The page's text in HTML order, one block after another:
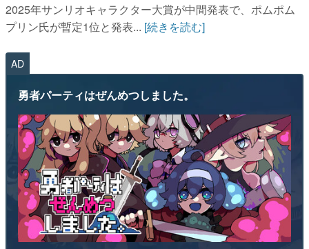
2025年サンリオキャラクター大賞が中間発表で、ポムポム
プリン氏が暫定1位と発表... [続きを読む]
AD
勇者パーティはぜんめつしました。